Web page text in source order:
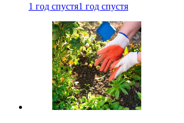
1 год спустя1 год спустя